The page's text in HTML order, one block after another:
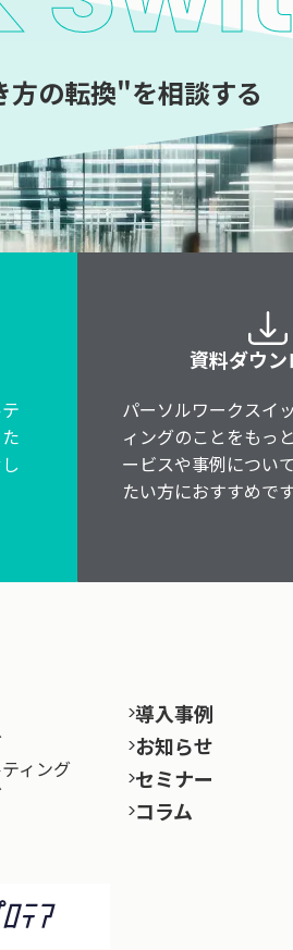
方の転換"を相談する
資料ダウン
パーソルワークスイ
ィングのことをもっ
ービスや事例につい
たい方におすすめです
ィング
導入事例
お知らせ
セミナー
コラム